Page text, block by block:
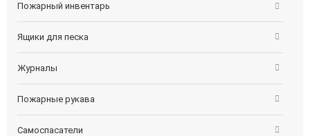
Пожарный инвентарь
Ящики для песка
Журналы
Пожарные рукава
Самоспасатели